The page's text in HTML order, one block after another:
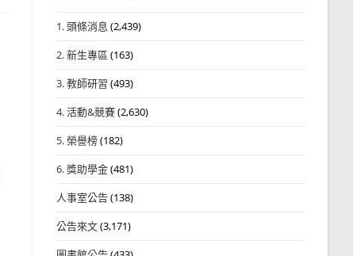
1. 頭條消息 (2,439)
2. 新生專區 (163)
3. 教師研習 (493)
4. 活動&競賽(2,630)
5. 榮譽榜(182)
6. 獎助學金(481)
人事室公告(138)
公告來文(3,171)